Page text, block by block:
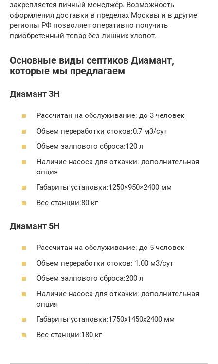
закрепляется личный менеджер. Возможность
оформления доставки в пределах Москвы и в другие
регионы РФ позволяет оперативно получить
приобретенный товар без лишних хлопот.
Основные виды септиков Диамант,
которые мы предлагаем
Диамант 3Н
Рассчитан на обслуживание: до 3 человек
Объем переработки стоков:0,7 м3/сут
Объем залпового сброса:120 л
Наличие насоса для откачки: дополнительная
опция
Габариты установки:1250×950×2400 мм
Вес станции:80 кг
Диамант 5Н
Рассчитан на обслуживание: до 5 человек
Объем переработки стоков: 1.00 м3/сут
Объем залпового сброса:200 л
Наличие насоса для откачки: дополнительная
опция
Габариты установки:1750х1450х2400 мм
Вес станции:180 кг